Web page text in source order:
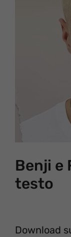
Benji e
testo
Download